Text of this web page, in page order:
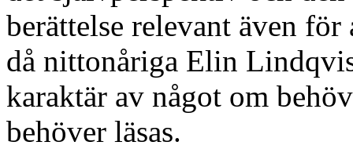
berättelse relevant även
då nittonåriga Elin
karaktär av något om
behöver läsas.